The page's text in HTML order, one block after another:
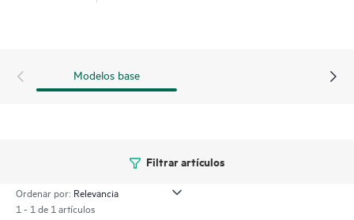
Modelos base
Filtrar artículos
Ordenar por:
1 - 1 de 1 artículos